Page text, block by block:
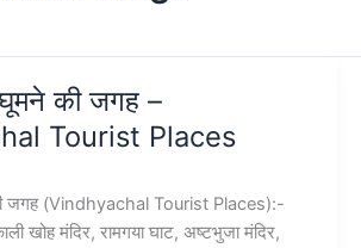
की जगह –
Tourist Places
जगह (Vindhyachal Tourist Places):-
खोह मंदिर, रामगया घाट, अष्टभुजा मंदिर,